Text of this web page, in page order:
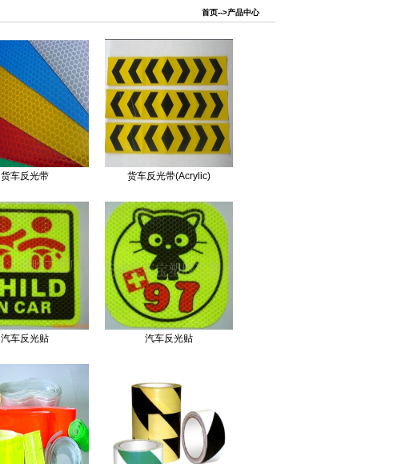
首页-->产品中心
货车反光带 货车反光带(Acrylic)
汽车反光贴 汽车反光贴